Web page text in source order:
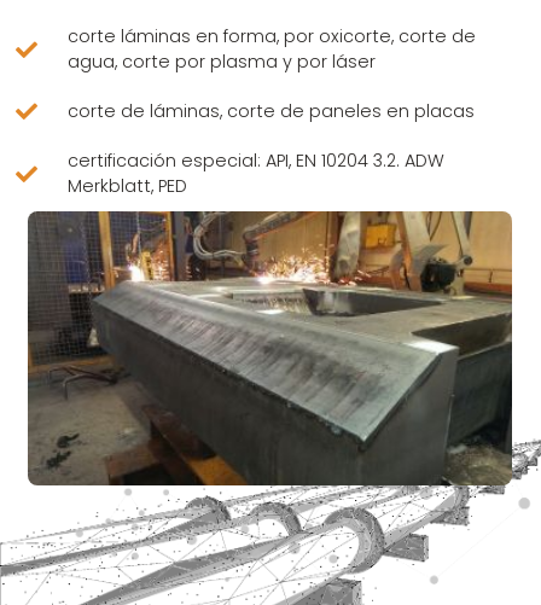
corte láminas en forma, por oxicorte, corte de
agua, corte por plasma y por láser
corte de láminas, corte de paneles en placas
certificación especial: API, EN 10204 3.2. ADW
Merkblatt, PED